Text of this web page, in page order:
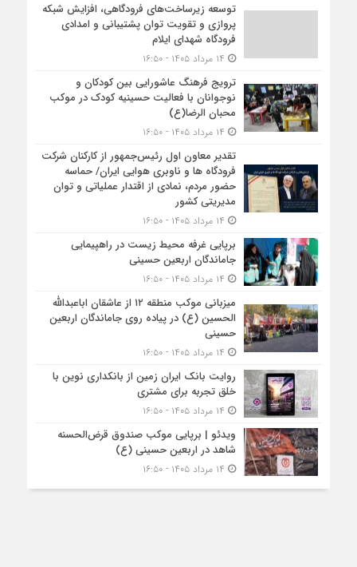
توسعه زیرساخت‌های فرودگاهی، افزایش شبکه
پروازی و تقویت توان پشتیبانی و امدادی
فرودگاه شهدای ایلام
ترویج فرهنگ عاشورایی بین کودکان و
نوجوانان با فعالیت حسینیه کودک در موکب
محبان الرضا(ع)
تقدیر معاون اول رئیس‌جمهور از کارکنان شرکت
فرودگاه ها و ناوبری هوایی ایران/ حماسه
حضور مردم، نمادی از اقتدار عملیاتی و توان
مدیریتی کشور
برپایی غرفه محیط زیست در راهپیمایی
جاماندگان اربعین حسینی
میزبانی موکب منطقه ۱۲ از عاشقان اباعبدالله
الحسین (ع) در پیاده روی جاماندگان اربعین
حسینی
روایت بانک ایران زمین از بانکداری نوین با
خلق تجربه برای مشتری
ویدئو | برپایی موکب صندوق قرض‌الحسنه
شاهد در اربعین حسینی (ع)